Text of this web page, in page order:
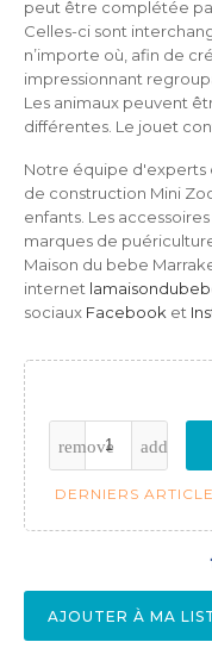
peut être complétée
Celles-ci sont
n’importe où, afin de
impressionnant
Les animaux peuvent
différentes. Le jouet
Notre équipe d'experts
de construction Mini
enfants. Les
marques de
Maison du bebe
internet
sociaux Facebook et
DERNIERS
AJOUTER À MA